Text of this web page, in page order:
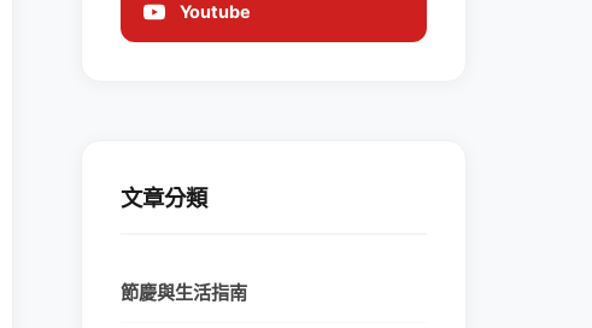
Youtube
文章分類
節慶與生活指南